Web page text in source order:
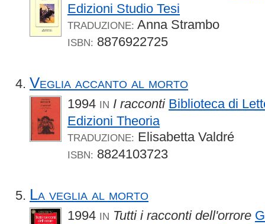
Edizioni Studio Tesi
TRADUZIONE: Anna Strambo
ISBN: 8876922725
Veglia accanto al morto
1994 IN I racconti Biblioteca di
Edizioni Theoria
TRADUZIONE: Elisabetta Valdré
ISBN: 8824103723
La veglia al morto
1994 IN Tutti i racconti dell'orrore